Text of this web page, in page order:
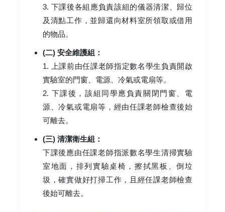
3. 下課後各組應負責該組的儀器清潔、歸位
及清點工作，並歸還向材料室所領取或借用
的物品。
(二) 安全維護組：
1. 上課前由任課老師指定數名學生負責開啟
實驗室的門窗、電源、冷氣或電扇等。
2. 下課後，該組同學應負責關閉門窗、電
源、冷氣或電扇等，經由任課老師檢查後始
可離去。
(三) 清潔衛生組：
下課後應由任課老師指派數名學生清掃實驗
室地面，排列實驗桌椅，擦拭黑板、倒垃
圾，確實做好打掃工作，且經任課老師檢查
後始可離去。